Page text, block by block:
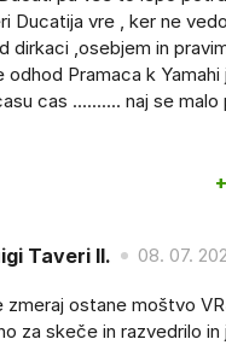
Ducatija vre , ker ne
dirkaci ,osebjem in
odhod Pramaca k
cas .......... naj se malo
Taveri II. 08. 07.
zmeraj ostane moštvo
za skeče in razvedrilo